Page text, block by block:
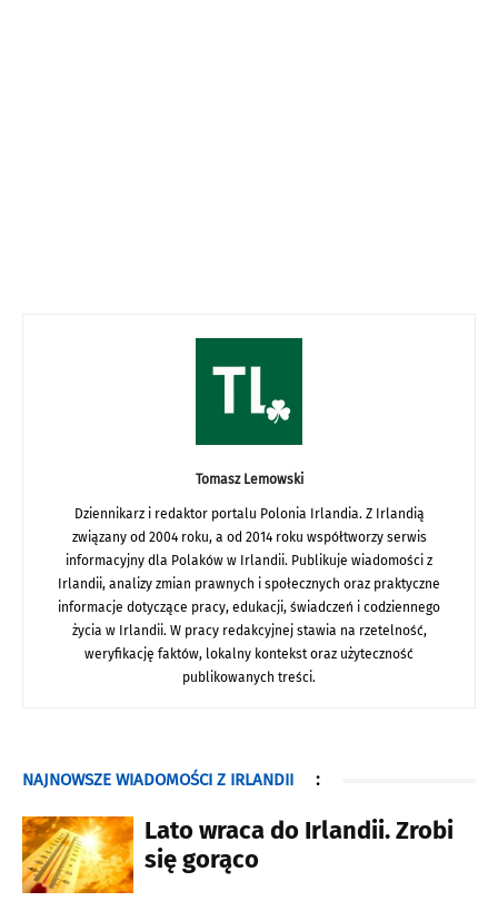
Tomasz Lemowski
Dziennikarz i redaktor portalu Polonia Irlandia. Z Irlandią
związany od 2004 roku, a od 2014 roku współtworzy serwis
informacyjny dla Polaków w Irlandii. Publikuje wiadomości z
Irlandii, analizy zmian prawnych i społecznych oraz praktyczne
informacje dotyczące pracy, edukacji, świadczeń i codziennego
życia w Irlandii. W pracy redakcyjnej stawia na rzetelność,
weryfikację faktów, lokalny kontekst oraz użyteczność
publikowanych treści.
NAJNOWSZE WIADOMOŚCI Z IRLANDII :
Lato wraca do Irlandii. Zrobi
się gorąco